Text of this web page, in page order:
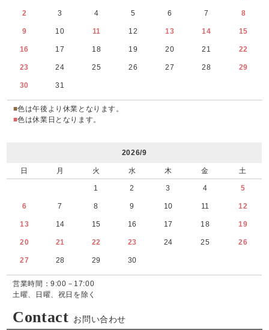
2 3 4 5 6 7 8
9 10 11 12 13 14 15
16 17 18 19 20 21 22
23 24 25 26 27 28 29
30 31
■色は午後より休業となります。
■色は休業日となります。
2026/9
日 月 火 水 木 金 土
1 2 3 4 5
6 7 8 9 10 11 12
13 14 15 16 17 18 19
20 21 22 23 24 25 26
27 28 29 30
営業時間：9:00－17:00
土曜、日曜、祝日を除く
Contact お問い合わせ